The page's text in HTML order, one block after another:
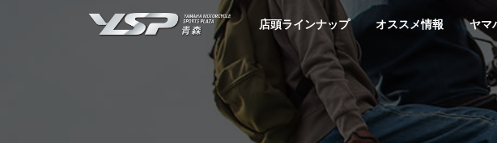
YSP青森店頭ラインナップ オススメ情報 ヤマ